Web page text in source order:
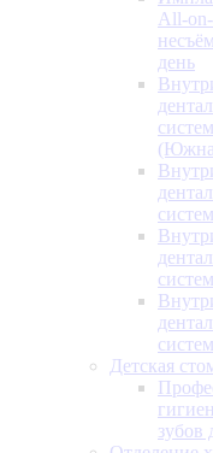
All-
день
Детская
зубов